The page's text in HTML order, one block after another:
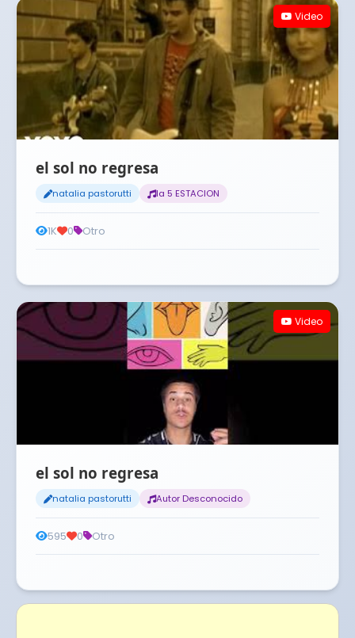
Video
el sol no regresa
natalia pastorutti la 5 ESTACION
1K 0 Otro
Video
el sol no regresa
natalia pastorutti Autor Desconocido
595 0 Otro